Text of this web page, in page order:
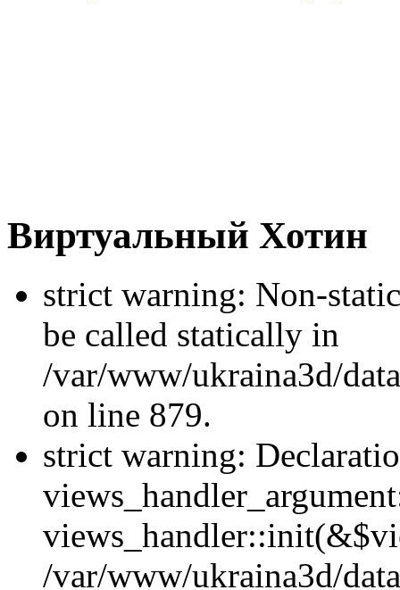
Виртуальный Хотин
strict warning: Non-
be called statically in
/var/www/ukraina3d/
on line 879.
strict warning:
/var/www/ukraina3d/